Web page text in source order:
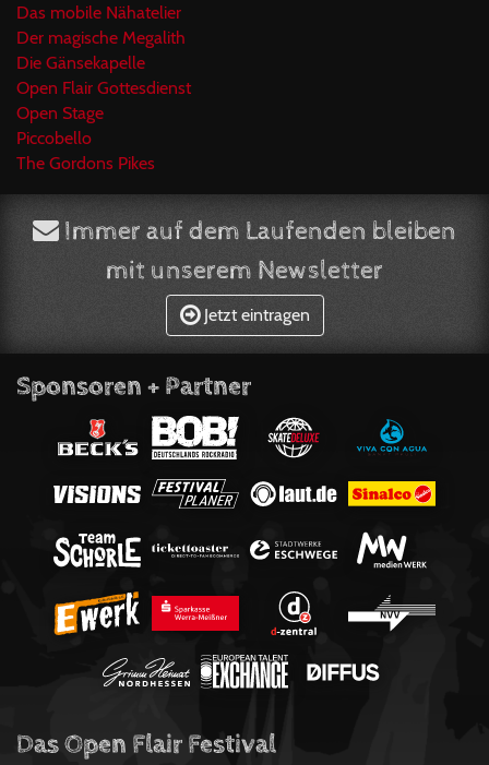
Das mobile Nähatelier
Der magische Megalith
Die Gänsekapelle
Open Flair Gottesdienst
Open Stage
Piccobello
The Gordons Pikes
Immer auf dem Laufenden bleiben
mit unserem Newsletter
Jetzt eintragen
Sponsoren + Partner
Das Open Flair Festival